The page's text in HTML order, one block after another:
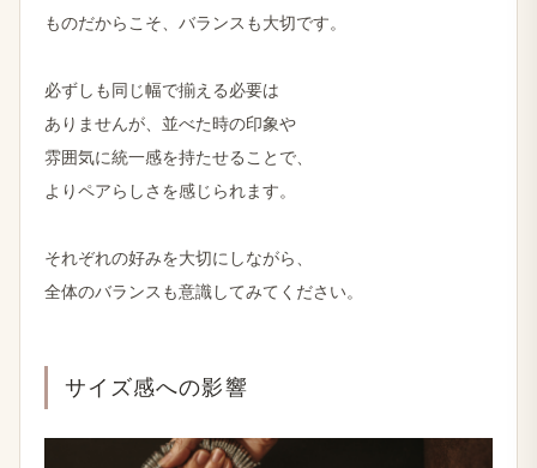
ものだから​こそ、​バランスも​大切です。
必ずしも​同じ幅で​揃える​必要は
ありませんが、​並べた​時の​印象や
雰囲気に​統一感を​持たせる​ことで、
より​ペアらしさを​感じられます。
それぞれの​好みを​大切にしながら、
全体の​バランスも​意識してみてください。
サイズ感への​影響